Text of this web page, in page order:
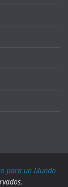
para un Mundo